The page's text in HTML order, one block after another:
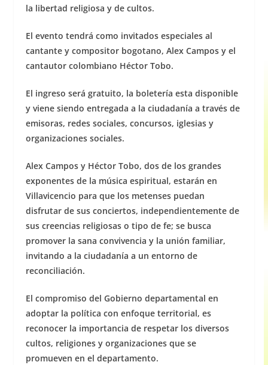
la libertad religiosa y de cultos.
El evento tendrá como invitados especiales al
cantante y compositor bogotano, Alex Campos y el
cantautor colombiano Héctor Tobo.
El ingreso será gratuito, la boletería esta disponible
y viene siendo entregada a la ciudadanía a través de
emisoras, redes sociales, concursos, iglesias y
organizaciones sociales.
Alex Campos y Héctor Tobo, dos de los grandes
exponentes de la música espiritual, estarán en
Villavicencio para que los metenses puedan
disfrutar de sus conciertos, independientemente de
sus creencias religiosas o tipo de fe; se busca
promover la sana convivencia y la unión familiar,
invitando a la ciudadanía a un entorno de
reconciliación.
El compromiso del Gobierno departamental en
adoptar la política con enfoque territorial, es
reconocer la importancia de respetar los diversos
cultos, religiones y organizaciones que se
promueven en el departamento.